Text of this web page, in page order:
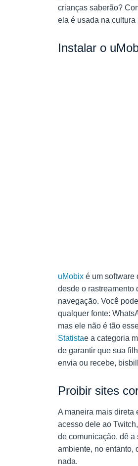
crianças saberão?
ela é usada na
Instalar o
uMobix é um software
desde o rastreamento
navegação. Você
qualquer fonte:
mas ele não é tão
Statistae a categoria
de garantir que sua
envia ou recebe,
Proibir sites
A maneira mais direta
acesso dele ao
de comunicação, dê a
ambiente, no entanto,
nada.